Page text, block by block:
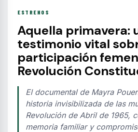
ESTRENOS
Aquella primavera:
testimonio vital
participación
Revolución
El documental de Mayra
historia invisibilizada de las
Revolución de Abril de 1965,
memoria familiar y